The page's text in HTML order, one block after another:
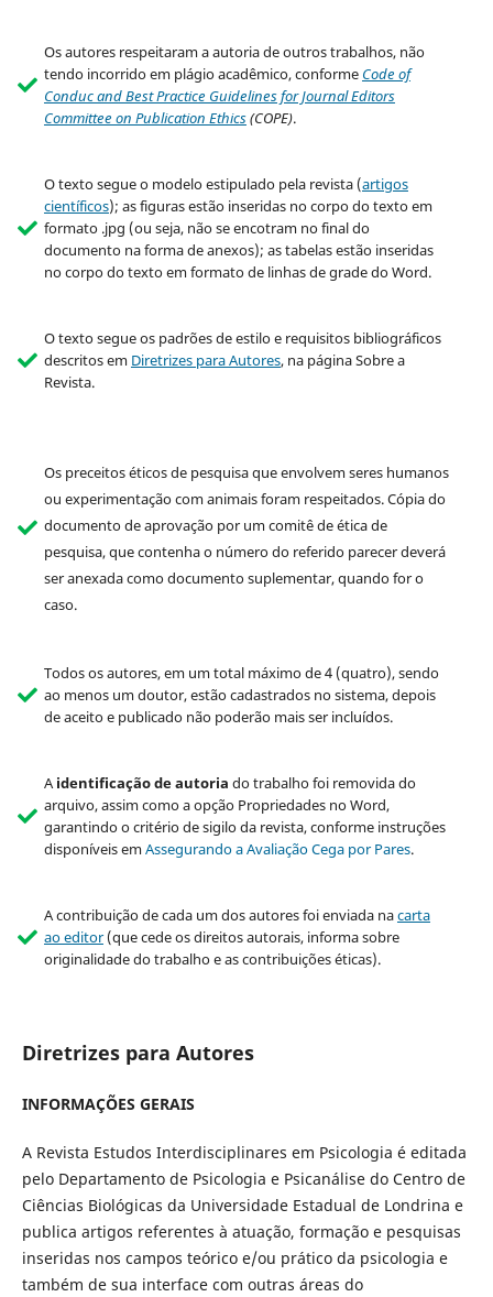
Os autores respeitaram a autoria de outros trabalhos, não
tendo incorrido em plágio acadêmico, conforme Code of
Conduc and Best Practice Guidelines for Journal Editors
Committee on Publication Ethics(COPE).
O texto segue o modelo estipulado pela revista (artigos
científicos); as figuras estão inseridas no corpo do texto em
formato .jpg (ou seja, não se encotram no final do
documento na forma de anexos); as tabelas estão inseridas
no corpo do texto em formato de linhas de grade do Word.
O texto segue os padrões de estilo e requisitos bibliográficos
descritos em Diretrizes para Autores, na página Sobre a
Revista.
Os preceitos éticos de pesquisa que envolvem seres humanos
ou experimentação com animais foram respeitados. Cópia do
documento de aprovação por um comitê de ética de
pesquisa, que contenha o número do referido parecer deverá
ser anexada como documento suplementar, quando for o
caso.
Todos os autores, em um total máximo de 4 (quatro), sendo
ao menos um doutor, estão cadastrados no sistema, depois
de aceito e publicado não poderão mais ser incluídos.
Aidentificação de autoria do trabalho foi removida do
arquivo, assim como a opção Propriedades no Word,
garantindo o critério de sigilo da revista, conforme instruções
disponíveis emAssegurando a Avaliação Cega por Pares.
A contribuição de cada um dos autores foi enviada nacarta
ao editor(que cede os direitos autorais, informa sobre
originalidade do trabalho e as contribuições éticas).
Diretrizes para Autores
INFORMAÇÕES GERAIS
A Revista Estudos Interdisciplinares em Psicologia é editada
pelo Departamento de Psicologia e Psicanálise do Centro de
Ciências Biológicas da Universidade Estadual de Londrina e
publica artigos referentes à atuação, formação e pesquisas
inseridas nos campos teórico e/ou prático da psicologia e
também de sua interface com outras áreas do